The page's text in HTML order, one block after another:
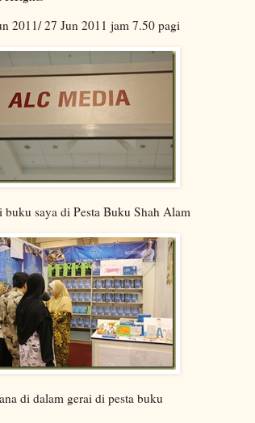
2011/ 27 Jun 2011 jam 7.50 pagi
buku saya di Pesta Buku Shah Alam
di dalam gerai di pesta buku